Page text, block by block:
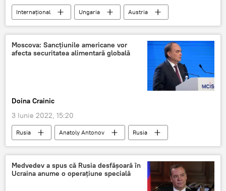
Internaţional Ungaria Austria
Moscova: Sancțiunile americane vor
afecta securitatea alimentară globală
Doina Crainic
3 Iunie 2022, 15:20
Rusia Anatoly Antonov
Rusia
criză alimentară
Criză globală
Medvedev a spus că Rusia desfășoară în
Ucraina anume o operațiune specială